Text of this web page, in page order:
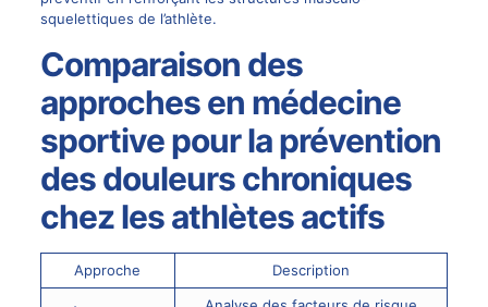
squelettiques de l’athlète.
Comparaison des
approches en médecine
sportive pour la prévention
des douleurs chroniques
chez les athlètes actifs
Approche Description